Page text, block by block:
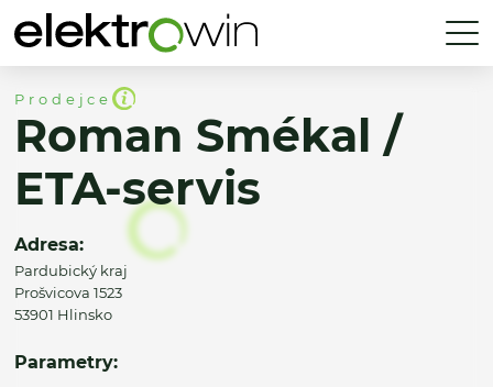
Prodejce
Roman Smékal /
ETA-servis
Adresa:
Pardubický kraj
Prošvicova 1523
53901 Hlinsko
Parametry: